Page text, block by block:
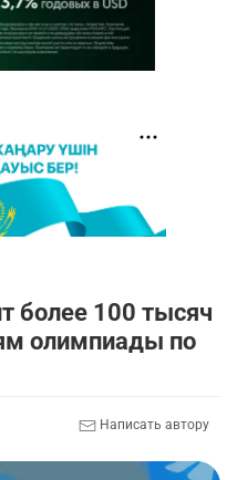
более 100 тысяч
олимпиады по
Написать автору